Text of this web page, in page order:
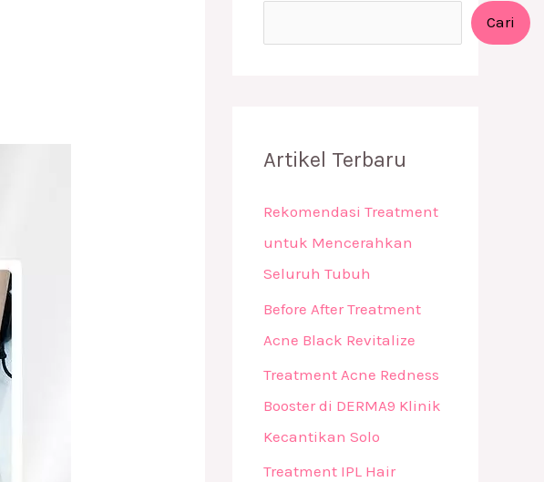
Cari
Artikel Terbaru
Rekomendasi Treatment
untuk Mencerahkan
Seluruh Tubuh
Before After Treatment
Acne Black Revitalize
Treatment Acne Redness
Booster di DERMA9 Klinik
Kecantikan Solo
Treatment IPL Hair